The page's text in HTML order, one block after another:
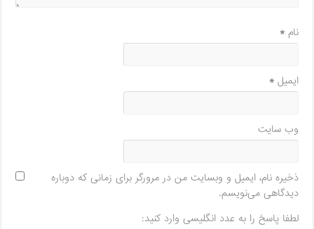
نام*
ایمیل*
وب‌ سایت
ذخیره نام، ایمیل و وبسایت من در مرورگر برای زمانی که دوباره
دیدگاهی می‌نویسم.
لطفا پاسخ را به عدد انگلیسی وارد کنید: